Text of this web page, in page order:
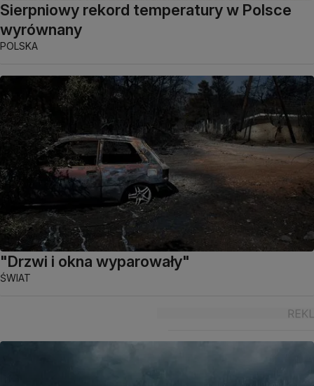
Sierpniowy rekord temperatury w Polsce
wyrównany
POLSKA
"Drzwi i okna wyparowały"
ŚWIAT